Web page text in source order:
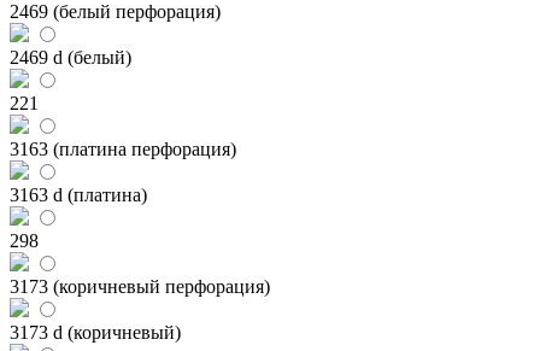
2469 (белый перфорация)
2469 d (белый)
221
3163 (платина перфорация)
3163 d (платина)
298
3173 (коричневый перфорация)
3173 d (коричневый)